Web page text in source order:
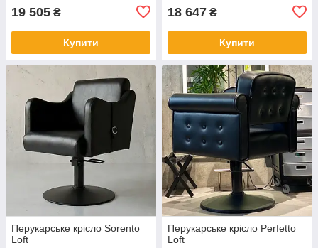
19 505 ₴
Купити
18 647 ₴
Купити
Перукарське крісло Sorento
Loft
Перукарське крісло Perfetto
Loft